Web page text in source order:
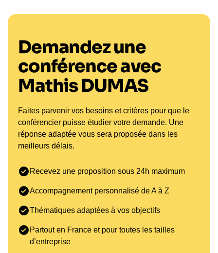
des stratégies concrètes qui permettent d'améliorer
le rendement des équipes. Son approche est
particulièrement bénéfique pour les secteurs tels
que l'industrie, la technologie et les services, où la
performance est cruciale. **Réserver une
conférence avec Mathis Dumas** est une
opportunité à ne pas manquer pour toute
organisation désireuse de se surpasser.
Transformer les Équipes par
l'Inspiration et la
Détermination
La vision de Mathis Dumas est d'utiliser son
expérience pour **transformer les équipes** et les
aider à atteindre des niveaux de performance
inégalés. Il croit fermement que chaque individu a
Demandez une
conférence avec
Mathis DUMAS
Faites parvenir vos besoins et critères pour que le
conférencier puisse étudier votre demande. Une
réponse adaptée vous sera proposée dans les
meilleurs délais.
Recevez une proposition sous 24h maximum
Accompagnement personnalisé de A à Z
Thématiques adaptées à vos objectifs
Partout en France et pour toutes les tailles
d’entreprise